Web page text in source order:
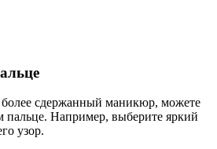
сдержанный маникюр, можете
пальце. Например, выберите яркий
узор.